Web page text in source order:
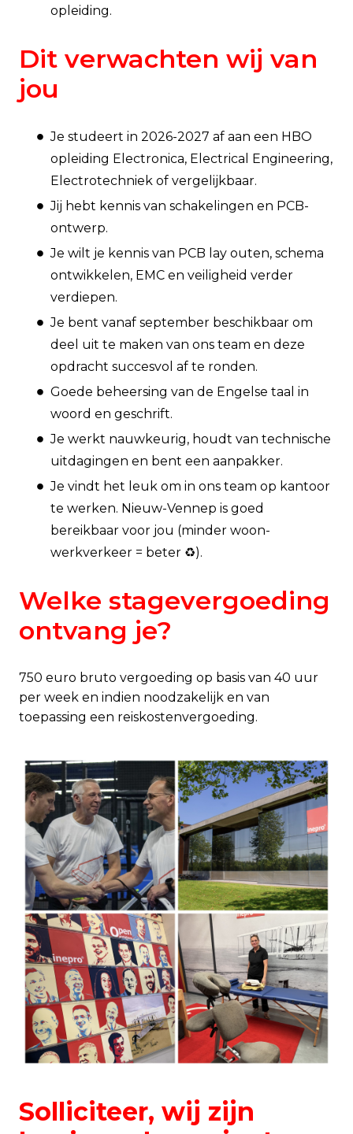
opleiding.
Dit verwachten wij van
jou
Je studeert in 2026-2027 af aan een HBO
opleiding Electronica, Electrical Engineering,
Electrotechniek of vergelijkbaar.
Jij hebt kennis van schakelingen en PCB-
ontwerp.
Je wilt je kennis van PCB lay outen, schema
ontwikkelen, EMC en veiligheid verder
verdiepen.
Je bent vanaf september beschikbaar om
deel uit te maken van ons team en deze
opdracht succesvol af te ronden.
Goede beheersing van de Engelse taal in
woord en geschrift.
Je werkt nauwkeurig, houdt van technische
uitdagingen en bent een aanpakker.
Je vindt het leuk om in ons team op kantoor
te werken. Nieuw-Vennep is goed
bereikbaar voor jou (minder woon-
werkverkeer = beter ♻️).
Welke stagevergoeding
ontvang je?
750 euro bruto vergoeding op basis van 40 uur
per week en indien noodzakelijk en van
toepassing een reiskostenvergoeding.
Solliciteer, wij zijn